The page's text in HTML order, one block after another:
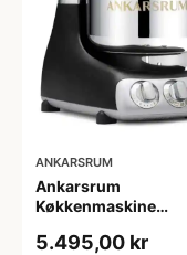
ANKARSRUM
Ankarsrum
Køkkenmaskine
5.495,00 kr